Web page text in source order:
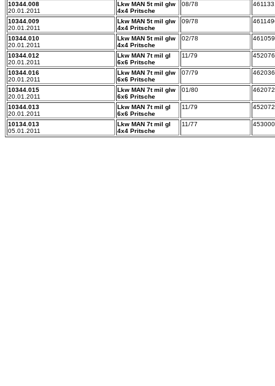
10344.008
20.01.2011
Lkw MAN 5t mil glw
4x4 Pritsche
08/78
10344.009
20.01.2011
Lkw MAN 5t mil glw
4x4 Pritsche
09/78
10344.010
20.01.2011
Lkw MAN 5t mil glw
4x4 Pritsche
02/78
10344.012
20.01.2011
Lkw MAN 7t mil gl
6x6 Pritsche
11/79
10344.016
20.01.2011
Lkw MAN 7t mil glw
6x6 Pritsche
07/79
10344.015
20.01.2011
Lkw MAN 7t mil glw
6x6 Pritsche
01/80
10344.013
20.01.2011
Lkw MAN 7t mil gl
6x6 Pritsche
11/79
10134.013
05.01.2011
Lkw MAN 7t mil gl
4x4 Pritsche
11/77